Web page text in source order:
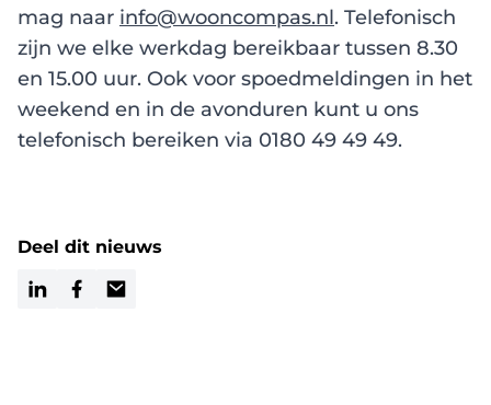
mag naar info@wooncompas.nl. Telefonisch
zijn we elke werkdag bereikbaar tussen 8.30
en 15.00 uur. Ook voor spoedmeldingen in het
weekend en in de avonduren kunt u ons
telefonisch bereiken via 0180 49 49 49.
Deel dit nieuws
LinkedInFacebook
Email